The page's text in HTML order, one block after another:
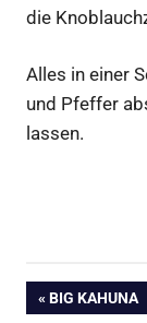
die
Alles in einer
und Pfeffer
lassen.
VORHERIGER
BIG KAHUNA